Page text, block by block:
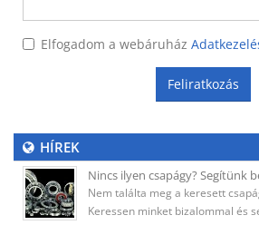
Elfogadom a webáruház
Feliratkozás
HÍREK
Nincs ilyen csapágy? Segítünk
Nem találta meg a keresett
Keressen minket bizalommal és